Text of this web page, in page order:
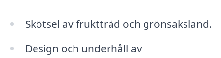
Skötsel av fruktträd och grönsaksland.
Design och underhåll av